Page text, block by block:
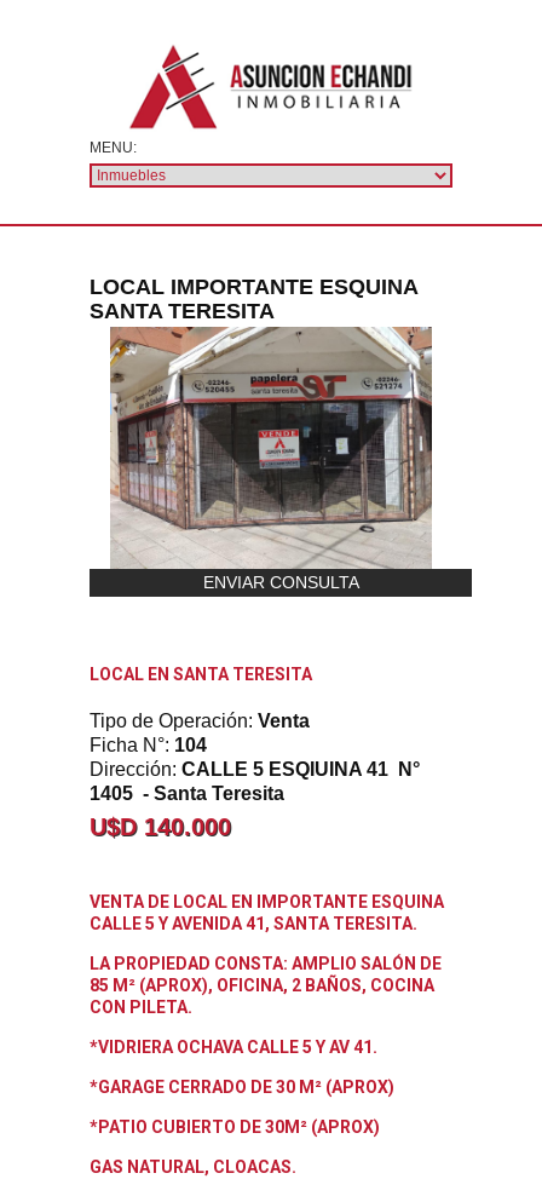
LOCAL IMPORTANTE ESQUINA
SANTA TERESITA
ENVIAR CONSULTA
LOCAL EN SANTA TERESITA
Tipo de Operación: Venta
Ficha N°: 104
Dirección: CALLE 5 ESQIUINA 41 N°
1405 - Santa Teresita
U$D 140.000
VENTA DE LOCAL EN IMPORTANTE ESQUINA
CALLE 5 Y AVENIDA 41, SANTA TERESITA.
LA PROPIEDAD CONSTA: AMPLIO SALÓN DE
85 M² (APROX), OFICINA, 2 BAÑOS, COCINA
CON PILETA.
*VIDRIERA OCHAVA CALLE 5 Y AV 41.
*GARAGE CERRADO DE 30 M² (APROX)
*PATIO CUBIERTO DE 30M² (APROX)
GAS NATURAL, CLOACAS.